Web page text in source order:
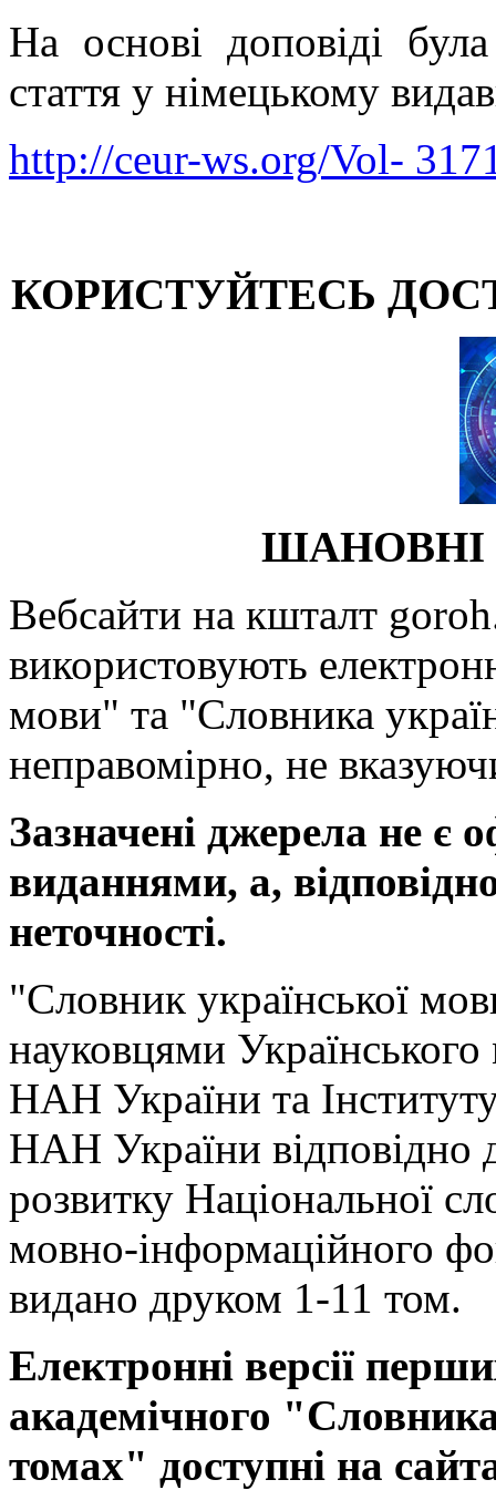
На основі доповіді
стаття у німецькому
http://ceur-ws.org/Vol-
КОРИСТУЙТЕСЬ
ШАНОВНІ
Вебсайти на кшталт
використовують
мови" та "Словника
неправомірно, не
Зазначені джерела не є
виданнями, а,
неточності.
"Словник української
науковцями
НАН України та
НАН України відповідно
розвитку Національної
мовно-інформаційного
видано друком 1-11 том.
Електронні версії
академічного
томах" доступні на